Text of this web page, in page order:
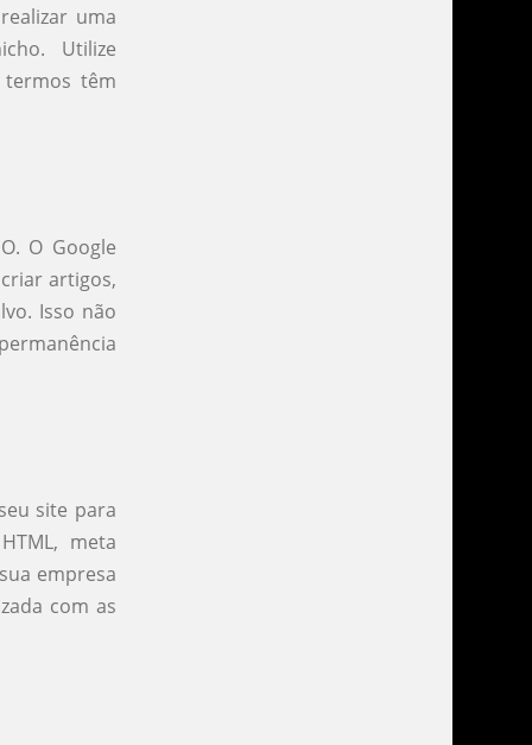
uma
Utilize
têm
O Google
artigos,
Isso não
site para
meta
empresa
com as